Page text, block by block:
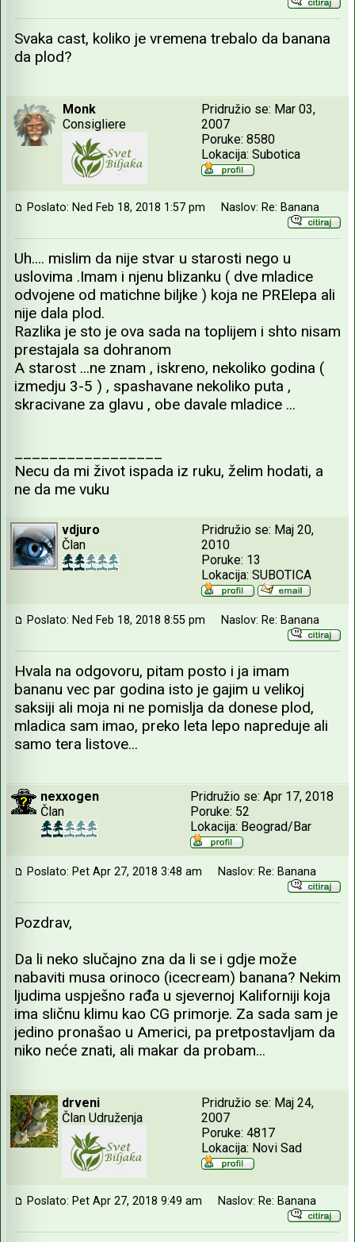
Svaka cast, koliko je vremena trebalo da banana
da plod?
Monk
Consigliere
Pridružio se: Mar 03,
2007
Poruke: 8580
Lokacija: Subotica
Poslato: Ned Feb 18, 2018 1:57 pm Naslov: Re: Banana
Uh.... mislim da nije stvar u starosti nego u
uslovima .Imam i njenu blizanku ( dve mladice
odvojene od matichne biljke ) koja ne PRElepa ali
nije dala plod.
Razlika je sto je ova sada na toplijem i shto nisam
prestajala sa dohranom
A starost ...ne znam , iskreno, nekoliko godina (
izmedju 3-5 ) , spashavane nekoliko puta ,
skracivane za glavu , obe davale mladice ...
_________________
Necu da mi život ispada iz ruku, želim hodati, a
ne da me vuku
vdjuro
Član
Pridružio se: Maj 20,
2010
Poruke: 13
Lokacija: SUBOTICA
Poslato: Ned Feb 18, 2018 8:55 pm Naslov: Re: Banana
Hvala na odgovoru, pitam posto i ja imam
bananu vec par godina isto je gajim u velikoj
saksiji ali moja ni ne pomislja da donese plod,
mladica sam imao, preko leta lepo napreduje ali
samo tera listove...
nexxogen
Član
Pridružio se: Apr 17, 2018
Poruke: 52
Lokacija: Beograd/Bar
Poslato: Pet Apr 27, 2018 3:48 am Naslov: Re: Banana
Pozdrav,
Da li neko slučajno zna da li se i gdje može
nabaviti musa orinoco (icecream) banana? Nekim
ljudima uspješno rađa u sjevernoj Kaliforniji koja
ima sličnu klimu kao CG primorje. Za sada sam je
jedino pronašao u Americi, pa pretpostavljam da
niko neće znati, ali makar da probam...
drveni
Član Udruženja
Pridružio se: Maj 24,
2007
Poruke: 4817
Lokacija: Novi Sad
Poslato: Pet Apr 27, 2018 9:49 am Naslov: Re: Banana